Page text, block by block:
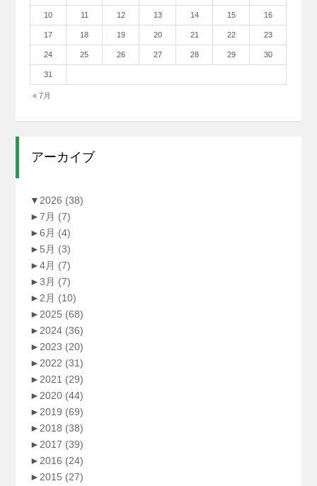
« 7月
10 11 12 13 14 15 16
17 18 19 20 21 22 23
24 25 26 27 28 29 30
31
アーカイブ
▼ 2026 (38)
►7月 (7)
►6月 (4)
► 5月 (3)
►4月 (7)
►3月 (7)
► 2月 (10)
► 2025 (68)
► 2024 (36)
► 2023 (20)
► 2022 (31)
► 2021 (29)
► 2020 (44)
► 2019 (69)
► 2018 (38)
► 2017 (39)
► 2016 (24)
► 2015 (27)